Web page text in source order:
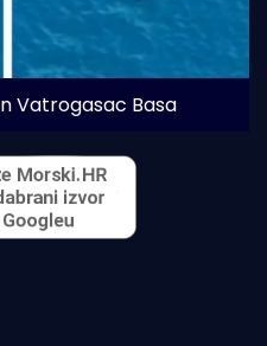
Vatrogasac Basa